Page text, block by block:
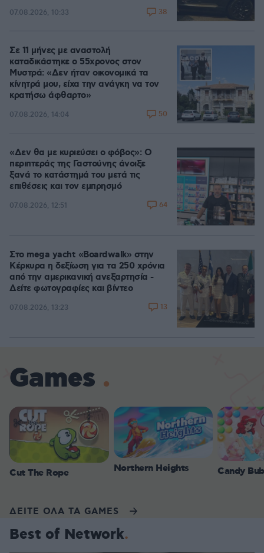
07.08.2026, 10:33 38
Σε 11 μήνες με αναστολή
καταδικάστηκε ο 55χρονος στον
Μυστρά: «Δεν ήταν οικονομικά τα
κίνητρά μου, είχα την ανάγκη να τον
κρατήσω άφθαρτο»
07.08.2026, 14:04 50
«Δεν θα με κυριεύσει ο φόβος»: Ο
περιπτεράς της Γαστούνης άνοιξε
ξανά το κατάστημά του μετά τις
επιθέσεις και τον εμπρησμό
07.08.2026, 12:51 64
Στο mega yacht «Boardwalk» στην
Κέρκυρα η δεξίωση για τα 250 χρόνια
από την αμερικανική ανεξαρτησία -
Δείτε φωτογραφίες και βίντεο
07.08.2026, 13:23 13
Games
Cut The Rope Northern Heights Candy
ΔΕΙΤΕ ΟΛΑ ΤΑ GAMES
Best of Network